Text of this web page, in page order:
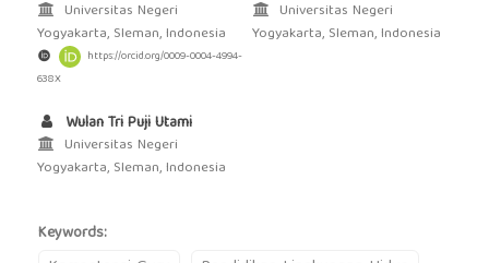
Universitas Negeri
Yogyakarta, Sleman, Indonesia
https://orcid.org/0009-0004-4994-
638X
Universitas Negeri
Yogyakarta, Sleman, Indonesia
Wulan Tri Puji Utami
Universitas Negeri
Yogyakarta, Sleman, Indonesia
Keywords: